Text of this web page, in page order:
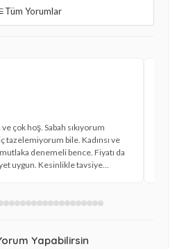
Tüm Yorumlar
çok hoş. Sabah sıkıyorum
tazelemiyorum bile. Kadınsı ve
denemeli bence. Fiyatı da
uygun. Kesinlikle tavsiye
Yapabilirsin